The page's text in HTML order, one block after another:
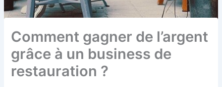
Comment gagner de l’argent
grâce à un business de
restauration ?